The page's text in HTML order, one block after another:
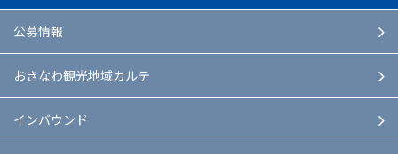
公募情報
おきなわ観光地域カルテ
インバウンド